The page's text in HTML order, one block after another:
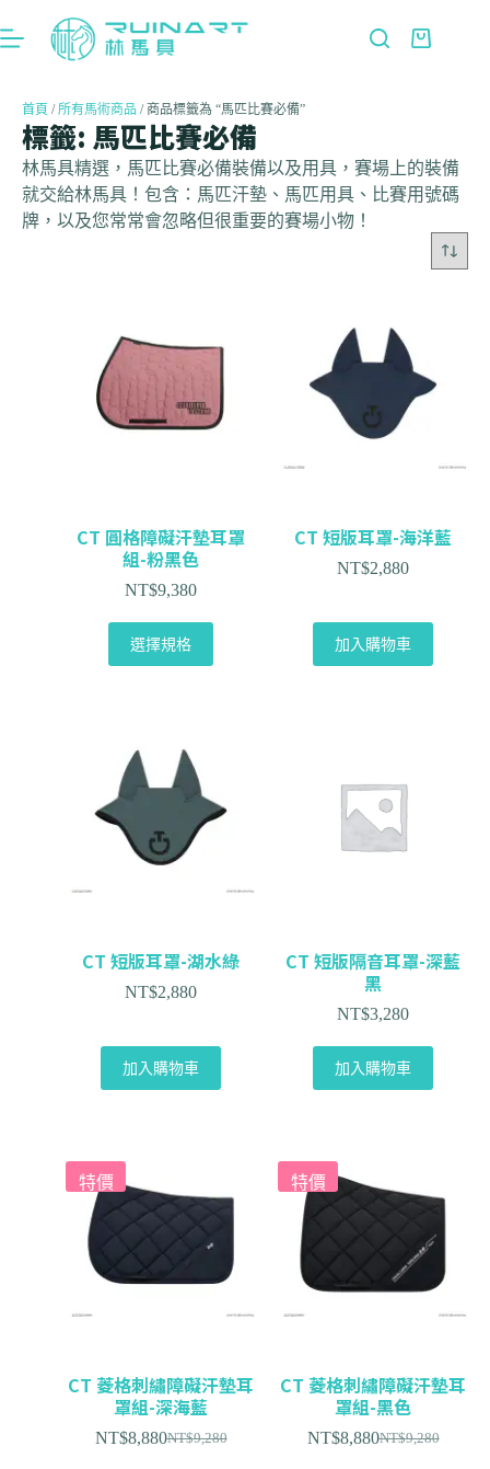
首頁 /所有馬術商品 / 商品標籤為 “馬匹比賽必備”
標籤: 馬匹比賽必備
林馬具精選，馬匹比賽必備裝備以及用具，賽場上的裝備
就交給林馬具！包含：馬匹汗墊、馬匹用具、比賽用號碼
牌，以及您常常會忽略但很重要的賽場小物！
CT 圓格障礙汗墊耳罩
組-粉黑色
NT$9,380
選擇規格
CT 短版耳罩-海洋藍
NT$2,880
加入購物車
CT 短版耳罩-湖水綠
NT$2,880
加入購物車
CT 短版隔音耳罩-深藍
黑
NT$3,280
加入購物車
特價
CT 菱格刺繡障礙汗墊耳
罩組-深海藍
NT$9,280
NT$8,880
特價
CT 菱格刺繡障礙汗墊耳
罩組-黑色
NT$9,280
NT$8,880